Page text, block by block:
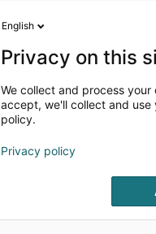
English
Privacy on this
We collect and process
accept, we'll collect and use
policy.
Privacy policy